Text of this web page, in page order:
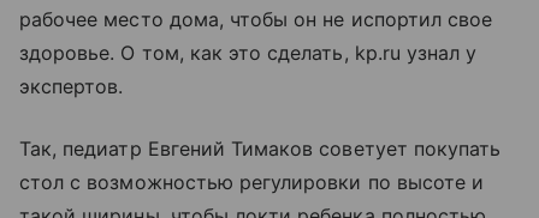
рабочее место дома, чтобы он не испортил свое
здоровье. О том, как это сделать, kp.ru узнал у
экспертов.
Так, педиатр Евгений Тимаков советует покупать
стол с возможностью регулировки по высоте и